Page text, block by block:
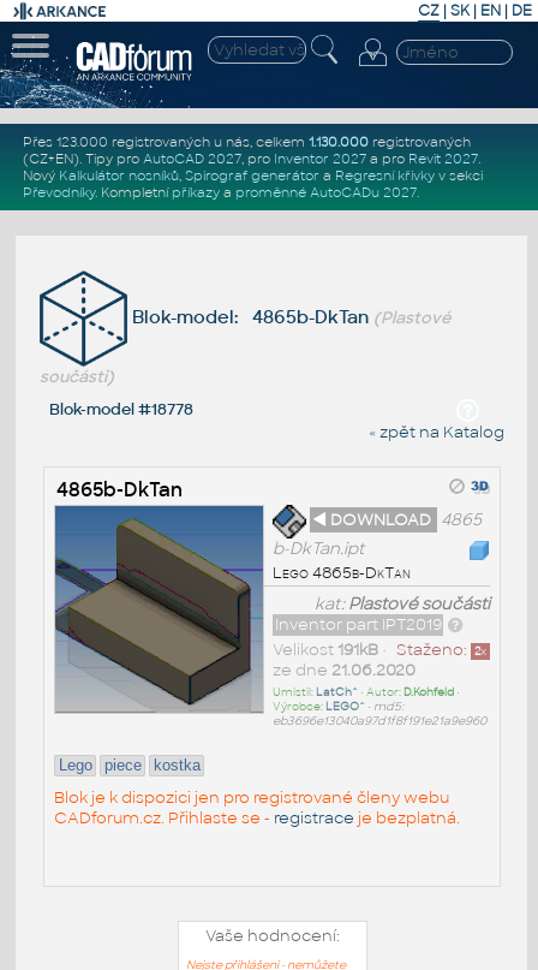
CZ | SK| EN | DE
Přes 123.000 registrovaných u nás, celkem 1.130.000registrovaných
(CZ+EN). Tipy pro AutoCAD 2027, pro Inventor 2027a pro Revit 2027.
Nový Kalkulátor nosníků, Spirograf generátor a Regresní křivkyv sekci
Převodníky. Kompletní příkazya proměnné AutoCADu 2027.
Blok-model: 4865b-DkTan (Plastové
součásti)
Blok-model #18778
« zpět na Katalog
4865b-DkTan
◄ DOWNLOAD 4865
b-DkTan.ipt
Lego 4865b-DkTan
kat:Plastové součásti
Inventor part IPT2019
Staženo: 2x
Velikost 191kB•
ze dne 21.06.2020
Umístil: LatCh^ • Autor: D.Kohfeld•
Výrobce: LEGO^ • md5:
eb3696e13040a97d1f8f191e21a9e960
Lego piece kostka
Blok je k dispozici jen pro registrované členy webu
CADforum.cz. Přihlaste se - registrace je bezplatná.
Vaše hodnocení:
Nejste přihlášeni - nemůžete